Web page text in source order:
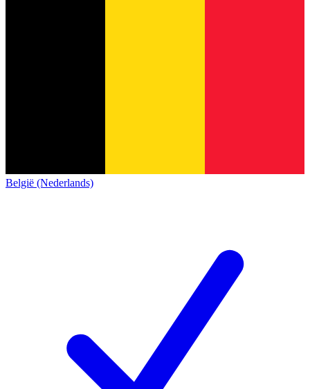
België (Nederlands)